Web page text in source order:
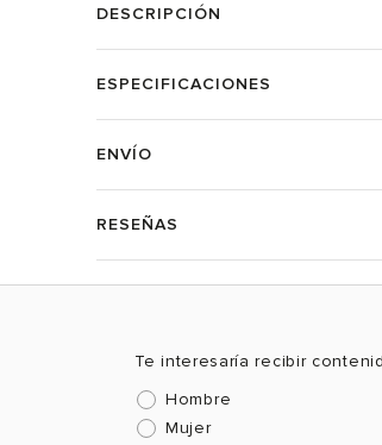
DESCRIPCIÓN
ESPECIFICACIONES
ENVÍO
RESEÑAS
Te interesaría recibir
Hombre
Mujer